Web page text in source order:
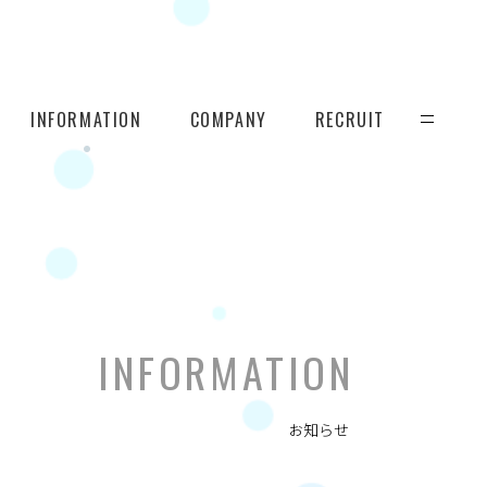
INFORMATION COMPANY RECRUIT
INFORMATION
お知らせ